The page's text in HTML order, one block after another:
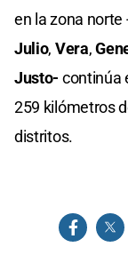
en la zona
Julio, Vera,
Justo- continúa
259 kilómetros
distritos.